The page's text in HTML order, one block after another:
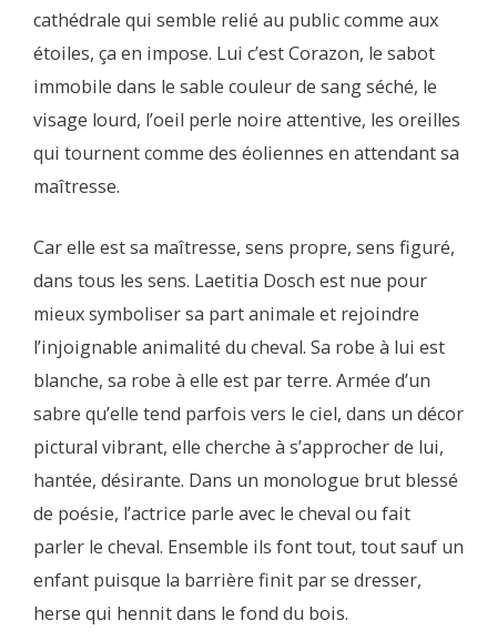
cathédrale qui semble relié au public comme aux
étoiles, ça en impose. Lui c’est Corazon, le sabot
immobile dans le sable couleur de sang séché, le
visage lourd, l’oeil perle noire attentive, les oreilles
qui tournent comme des éoliennes en attendant sa
maîtresse.
Car elle est sa maîtresse, sens propre, sens figuré,
dans tous les sens. Laetitia Dosch est nue pour
mieux symboliser sa part animale et rejoindre
l’injoignable animalité du cheval. Sa robe à lui est
blanche, sa robe à elle est par terre. Armée d’un
sabre qu’elle tend parfois vers le ciel, dans un décor
pictural vibrant, elle cherche à s’approcher de lui,
hantée, désirante. Dans un monologue brut blessé
de poésie, l’actrice parle avec le cheval ou fait
parler le cheval. Ensemble ils font tout, tout sauf un
enfant puisque la barrière finit par se dresser,
herse qui hennit dans le fond du bois.